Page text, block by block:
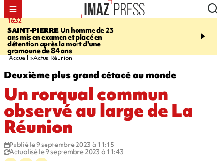
16:32
SAINT-PIERREUn homme de 23
ans mis en examen et placé en
détention après la mort d'une
gramoune de 84 ans
21:08
et Turquie scellent un
Accueil Actus Réunion
Deuxième plus grand cétacé au monde
Un rorqual commun
observé au large de La
Réunion
Publié le 9 septembre 2023 à 11:15
Actualisé le 9 septembre 2023 à 11:43